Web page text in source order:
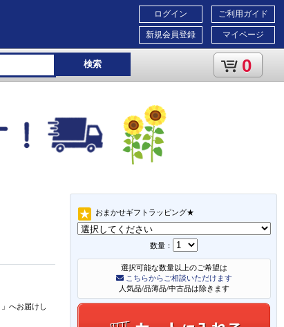
ご利用ガイド
マイページ
ログイン
新規会員登録
検索 0
おまかせギフトラッピング★
数量：
選択可能な数量以上のご希望は
こちらからご相談いただけます
人気品/品薄品/中古品は除きます
」 へお届けし